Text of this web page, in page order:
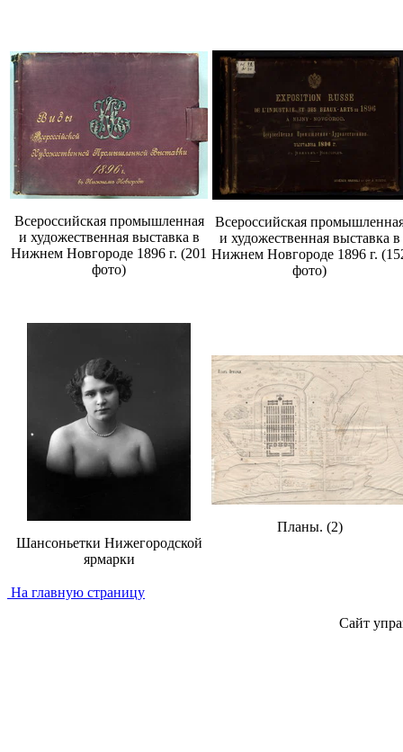
Всероссийская промышленная
и художественная выставка в
Нижнем Новгороде 1896 г. (201
фото)
Всероссийская
и художественная выставка в
Нижнем Новгороде 1896 г.
фото)
Шансоньетки Нижегородской
ярмарки
Планы. (2)
На главную страницу
Сайт